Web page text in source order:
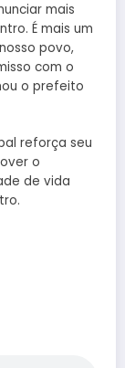
mais
É mais um
povo,
com o
o prefeito
reforça seu
o
de vida